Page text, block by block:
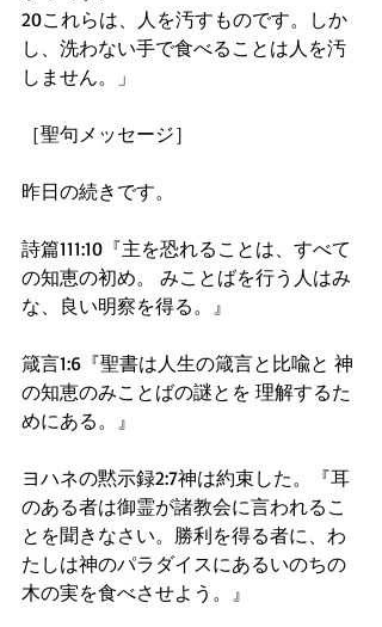
20これらは、人を汚すものです。しか
し、洗わない手で食べることは人を汚
しません。」
［聖句メッセージ］
昨日の続きです。
詩篇111:10『主を恐れることは、すべて
の知恵の初め。 みことばを行う人はみ
な、良い明察を得る。』
箴言1:6『聖書は人生の箴言と比喩と 神
の知恵のみことばの謎とを 理解するた
めにある。』
ヨハネの黙示録2:7神は約束した。『耳
のある者は御霊が諸教会に言われるこ
とを聞きなさい。勝利を得る者に、わ
たしは神のパラダイスにあるいのちの
木の実を食べさせよう。』